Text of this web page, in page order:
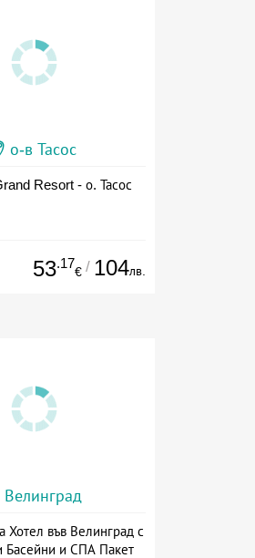
о-в Тасос
Resort - о. Тасос
53.17
€ / 104лв.
Велинград
Хотел във Велинград с
Басейни и СПА Пакет